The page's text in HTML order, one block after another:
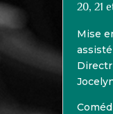
20, 21
Mise